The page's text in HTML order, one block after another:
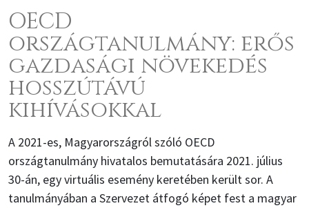
OECD
országtanulmány: erős
gazdasági növekedés
hosszútávú
kihívásokkal
A 2021-es, Magyarországról szóló OECD
országtanulmány hivatalos bemutatására 2021. július
30-án, egy virtuális esemény keretében került sor. A
tanulmányában a Szervezet átfogó képet fest a magyar